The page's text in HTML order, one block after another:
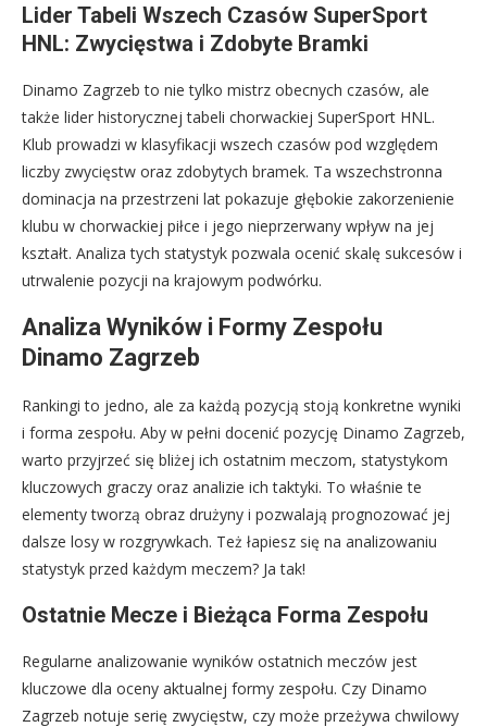
Lider Tabeli Wszech Czasów SuperSport
HNL: Zwycięstwa i Zdobyte Bramki
Dinamo Zagrzeb to nie tylko mistrz obecnych czasów, ale
także lider historycznej tabeli chorwackiej SuperSport HNL.
Klub prowadzi w klasyfikacji wszech czasów pod względem
liczby zwycięstw oraz zdobytych bramek. Ta wszechstronna
dominacja na przestrzeni lat pokazuje głębokie zakorzenienie
klubu w chorwackiej piłce i jego nieprzerwany wpływ na jej
kształt. Analiza tych statystyk pozwala ocenić skalę sukcesów i
utrwalenie pozycji na krajowym podwórku.
Analiza Wyników i Formy Zespołu
Dinamo Zagrzeb
Rankingi to jedno, ale za każdą pozycją stoją konkretne wyniki
i forma zespołu. Aby w pełni docenić pozycję Dinamo Zagrzeb,
warto przyjrzeć się bliżej ich ostatnim meczom, statystykom
kluczowych graczy oraz analizie ich taktyki. To właśnie te
elementy tworzą obraz drużyny i pozwalają prognozować jej
dalsze losy w rozgrywkach. Też łapiesz się na analizowaniu
statystyk przed każdym meczem? Ja tak!
Ostatnie Mecze i Bieżąca Forma Zespołu
Regularne analizowanie wyników ostatnich meczów jest
kluczowe dla oceny aktualnej formy zespołu. Czy Dinamo
Zagrzeb notuje serię zwycięstw, czy może przeżywa chwilowy